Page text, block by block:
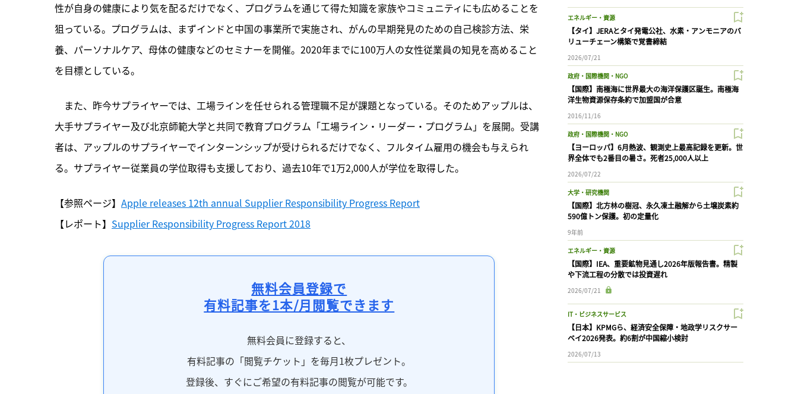
性が自身の健康により気を配るだけでなく、プログラムを通じて得た知識を家族やコミュニティにも広めることを
狙っている。プログラムは、まずインドと中国の事業所で実施され、がんの早期発見のための自己検診方法、栄
養、パーソナルケア、母体の健康などのセミナーを開催。2020年までに100万人の女性従業員の知見を高めること
を目標としている。
また、昨今サプライヤーでは、工場ラインを任せられる管理職不足が課題となっている。そのためアップルは、
大手サプライヤー及び北京師範大学と共同で教育プログラム「工場ライン・リーダー・プログラム」を展開。受講
者は、アップルのサプライヤーでインターンシップが受けられるだけでなく、フルタイム雇用の機会も与えられ
る。サプライヤー従業員の学位取得も支援しており、過去10年で1万2,000人が学位を取得した。
【参照ページ】 Apple releases 12th annual Supplier Responsibility Progress Report
【レポート】 Supplier Responsibility Progress Report 2018
無料会員登録で
有料記事を1本/月閲覧できます
無料会員に登録すると、
有料記事の「閲覧チケット」を毎月1枚プレゼント。
登録後、すぐにご希望の有料記事の閲覧が可能です。
エネルギー・資源
【タイ】JERAとタイ発電公社、水素・アンモニアのバ
リューチェーン構築で覚書締結
2026/07/21
政府・国際機関・NGO
【国際】南極海に世界最大の海洋保護区誕生。南極海
洋生物資源保存条約で加盟国が合意
2016/11/16
政府・国際機関・NGO
【ヨーロッパ】6月熱波、観測史上最高記録を更新。世
界全体でも2番目の暑さ。死者25,000人以上
2026/07/22
大学・研究機関
【国際】北方林の樹冠、永久凍土融解から土壌炭素約
590億トン保護。初の定量化
9年前
エネルギー・資源
【国際】IEA、重要鉱物見通し2026年版報告書。精製
や下流工程の分散では投資遅れ
2026/07/21
IT・ビジネスサービス
【日本】KPMGら、経済安全保障・地政学リスクサー
ベイ2026発表。約6割が中国縮小検討
2026/07/13